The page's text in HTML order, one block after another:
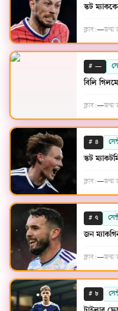
স্কট
ক্লাব:—জন্ম
# —
বিলি
ক্লাব:—জন্ম
# ৪
স্কট
ক্লাব:—জন্ম
# ৭
জন
ক্লাব:—জন্ম
# ৮